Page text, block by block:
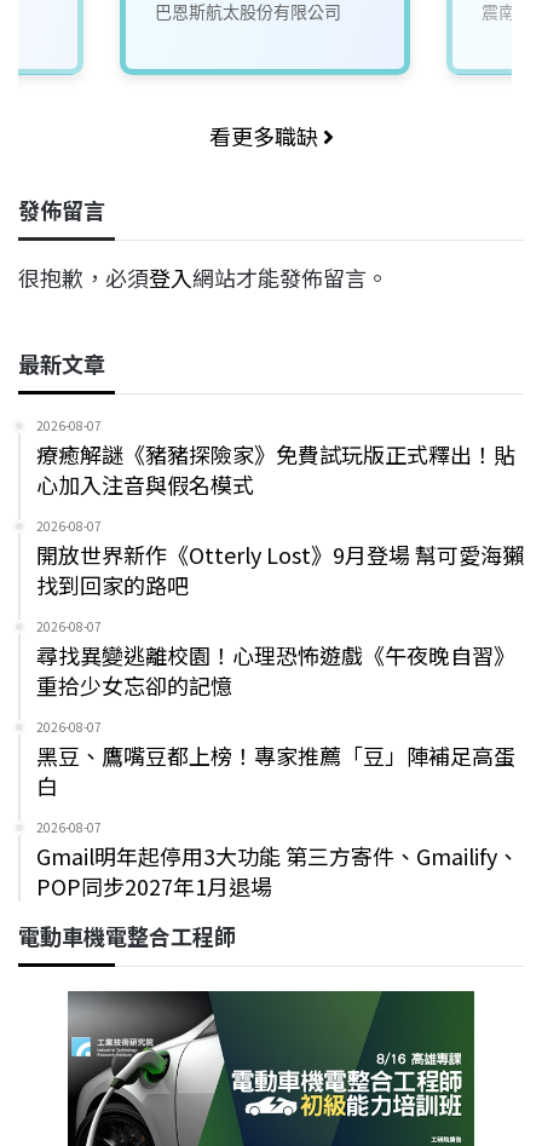
巴恩斯航太股份有限公司 震南鐵
看更多職缺
發佈留言
很抱歉，必須登入網站才能發佈留言。
最新文章
2026-08-07
療癒解謎《豬豬探險家》免費試玩版正式釋出！貼
心加入注音與假名模式
2026-08-07
開放世界新作《Otterly Lost》9月登場 幫可愛海獺
找到回家的路吧
2026-08-07
尋找異變逃離校園！心理恐怖遊戲《午夜晚自習》
重拾少女忘卻的記憶
2026-08-07
黑豆、鷹嘴豆都上榜！專家推薦「豆」陣補足高蛋
白
2026-08-07
Gmail明年起停用3大功能 第三方寄件、Gmailify、
POP同步2027年1月退場
電動車機電整合工程師